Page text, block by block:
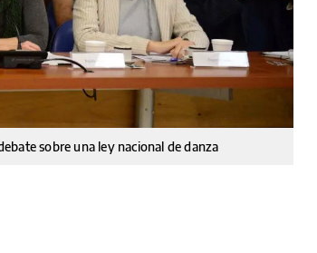
sobre una ley nacional de danza